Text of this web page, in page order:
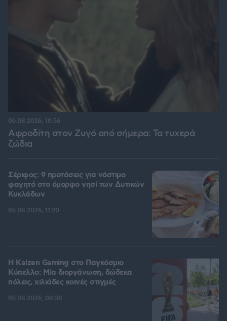
Αφροδίτη στον Ζυγό από σήμερα: Τα τυχερά
ζώδια
06.08.2026, 10:56
Σέριφος: 9 προτάσεις για νόστιμο
φαγητό στο όμορφο νησί των Δυτικών
Κυκλάδων
05.08.2026, 11:20
H Kaizen Gaming στο Παγκόσμιο
Kύπελλο: Μία διοργάνωση, δώδεκα
πόλεις, χιλιάδες κοινές στιγμές
05.08.2026, 08:38